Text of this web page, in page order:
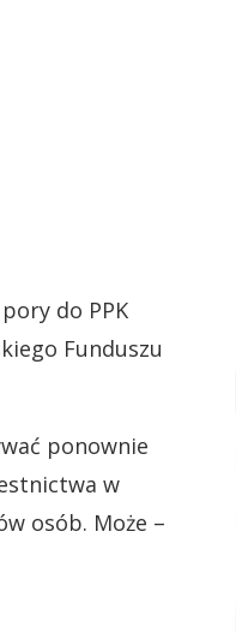
do PPK
Funduszu
ponownie
w
osób. Może –